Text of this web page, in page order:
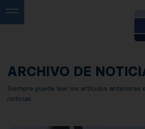
ARCHIVO DE
Siempre puede leer los artículos anteriores
noticias.